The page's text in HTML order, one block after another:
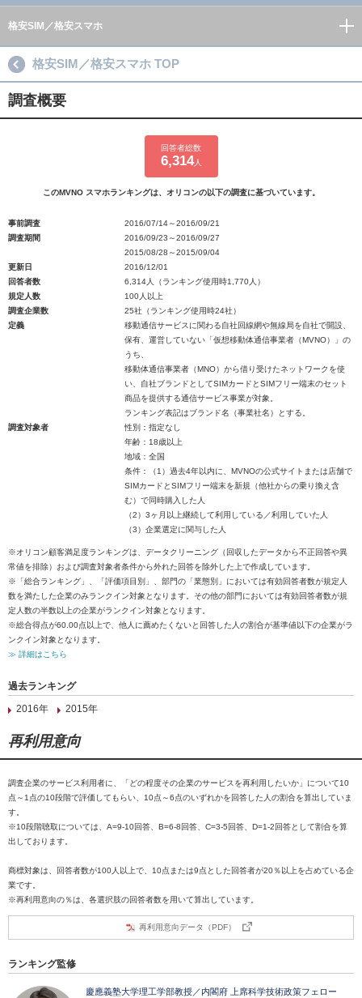
格安SIM／格安スマホ
格安SIM／格安スマホ TOP
調査概要
回答者総数
6,314人
このMVNO スマホランキングは、オリコンの以下の調査に基づいています。
事前調査
2016/07/14～2016/09/21
調査期間
2016/09/23～2016/09/27
2015/08/28～2015/09/04
更新日
2016/12/01
回答者数
6,314人（ランキング使用時1,770人）
規定人数
100人以上
調査企業数
25社（ランキング使用時24社）
定義
移動通信サービスに関わる自社回線網や無線局を自社で開設、
保有、運営していない「仮想移動体通信事業者（MVNO）」の
うち、
移動体通信事業者（MNO）から借り受けたネットワークを使
い、自社ブランドとしてSIMカードとSIMフリー端末のセット
商品を提供する通信サービス事業が対象。
ランキング表記はブランド名（事業社名）とする。
調査対象者
性別：指定なし
年齢：18歳以上
地域：全国
条件：（1）過去4年以内に、MVNOの公式サイトまたは店舗で
SIMカードとSIMフリー端末を新規（他社からの乗り換え含
む）で同時購入した人
（2）3ヶ月以上継続して利用している／利用していた人
（3）企業選定に関与した人
※オリコン顧客満足度ランキングは、データクリーニング（回収したデータから不正回答や異
常値を排除）および調査対象者条件から外れた回答を除外した上で作成しています。
※「総合ランキング」、「評価項目別」、部門の「業態別」においては有効回答者数が規定人
数を満たした企業のみランクイン対象となります。その他の部門においては有効回答者数が規
定人数の半数以上の企業がランクイン対象となります。
※総合得点が60.00点以上で、他人に薦めたくないと回答した人の割合が基準値以下の企業がラ
ンクイン対象となります。
≫ 詳細はこちら
過去ランキング
2016年
2015年
再利用意向
調査企業のサービス利用者に、「どの程度その企業のサービスを再利用したいか」について10
点～1点の10段階で評価してもらい、10点～6点のいずれかを回答した人の割合を算出していま
す。
※10段階聴取については、A=9-10回答、B=6-8回答、C=3-5回答、D=1-2回答として割合を算
出しております。
商標対象は、回答者数が100人以上で、10点または9点とした回答者が20％以上を占めている企
業です。
※再利用意向の％は、各選択肢の回答者数を用いて算出しています。
再利用意向データ（PDF）
ランキング監修
慶應義塾大学理工学部教授／内閣府 上席科学技術政策フェロー